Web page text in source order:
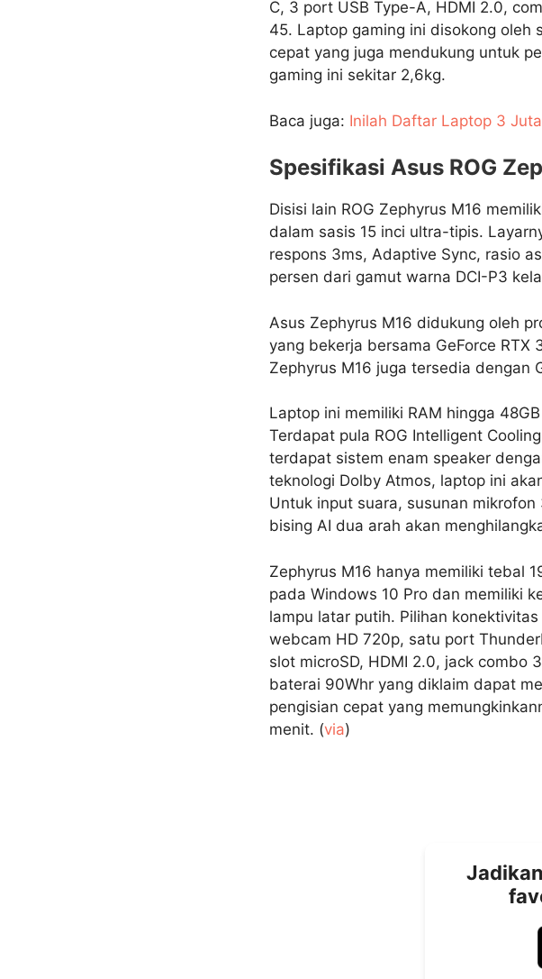
C, 3 port USB Type-A, HDMI 2.0,
45. Laptop gaming ini disokong oleh
cepat yang juga mendukung untuk
gaming ini sekitar 2,6kg.
Baca juga: Inilah Daftar Laptop 3
Spesifikasi Asus ROG
Disisi lain ROG Zephyrus M16
dalam sasis 15 inci ultra-tipis.
respons 3ms, Adaptive Sync, rasio
persen dari gamut warna DCI-P3
Asus Zephyrus M16 didukung oleh
yang bekerja bersama GeForce
Zephyrus M16 juga tersedia dengan
Laptop ini memiliki RAM hingga
Terdapat pula ROG Intelligent
terdapat sistem enam speaker
teknologi Dolby Atmos, laptop ini
Untuk input suara, susunan
bising AI dua arah akan
Zephyrus M16 hanya memiliki tebal
pada Windows 10 Pro dan memiliki
lampu latar putih. Pilihan
webcam HD 720p, satu port
slot microSD, HDMI 2.0, jack combo
baterai 90Whr yang diklaim dapat
pengisian cepat yang
menit. (via)